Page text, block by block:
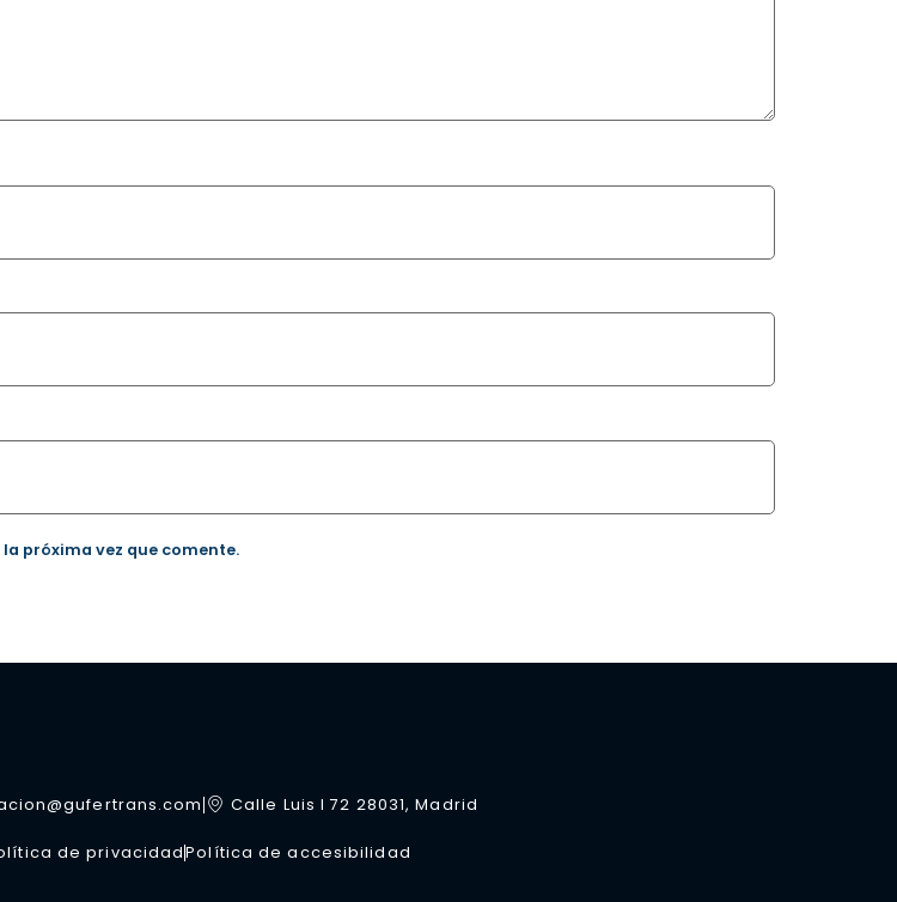
próxima vez que comente.
Calle Luis I 72 28031, Madrid
de privacidadPolítica de accesibilidad